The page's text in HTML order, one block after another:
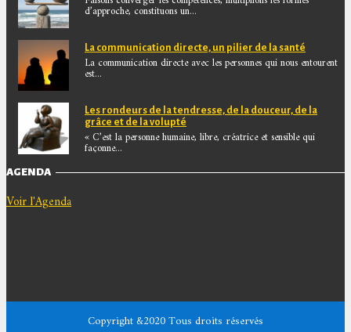
d’approche, constituons un...
La communication directe, un pilier de la santé
La communication directe avec les personnes qui nous entourent
est...
Les rondeurs de la tendresse, de la douceur, de la
grâce et de la volupté
« C’est la personne humaine, libre, créatrice et sensible qui
façonne...
AGENDA
Voir l'Agenda
Copyright &2020 Tous droits réservés